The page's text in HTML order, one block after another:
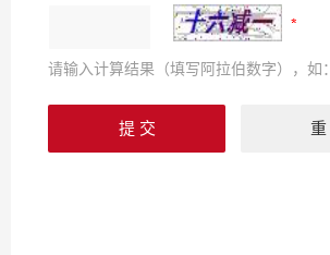
请输入计算结果（填写阿拉伯数字），如